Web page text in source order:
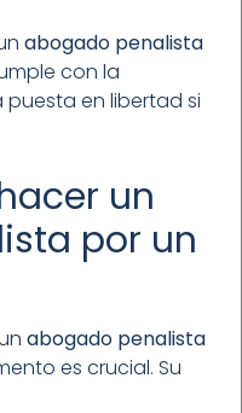
abogado penalista
con la
en libertad si
un
por un
abogado penalista
es crucial. Su